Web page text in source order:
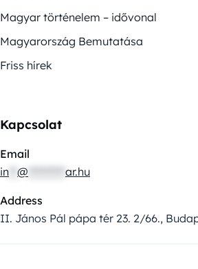
Magyar történelem – idővonal
Magyarország Bemutatása
Friss hírek
Kapcsolat
Email
in @ ar.hu
Address
II. János Pál pápa tér 23. 2/66.,